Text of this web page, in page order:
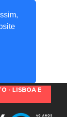
- LISBOA E